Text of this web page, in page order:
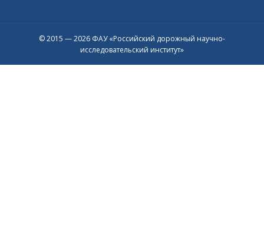
© 2015 — 2026 ФАУ «Российский дорожный научно-
исследовательский институт»